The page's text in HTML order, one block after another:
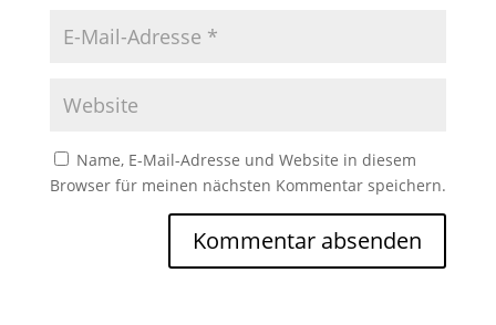
Name, E-Mail-Adresse und Website in diesem
Browser für meinen nächsten Kommentar speichern.